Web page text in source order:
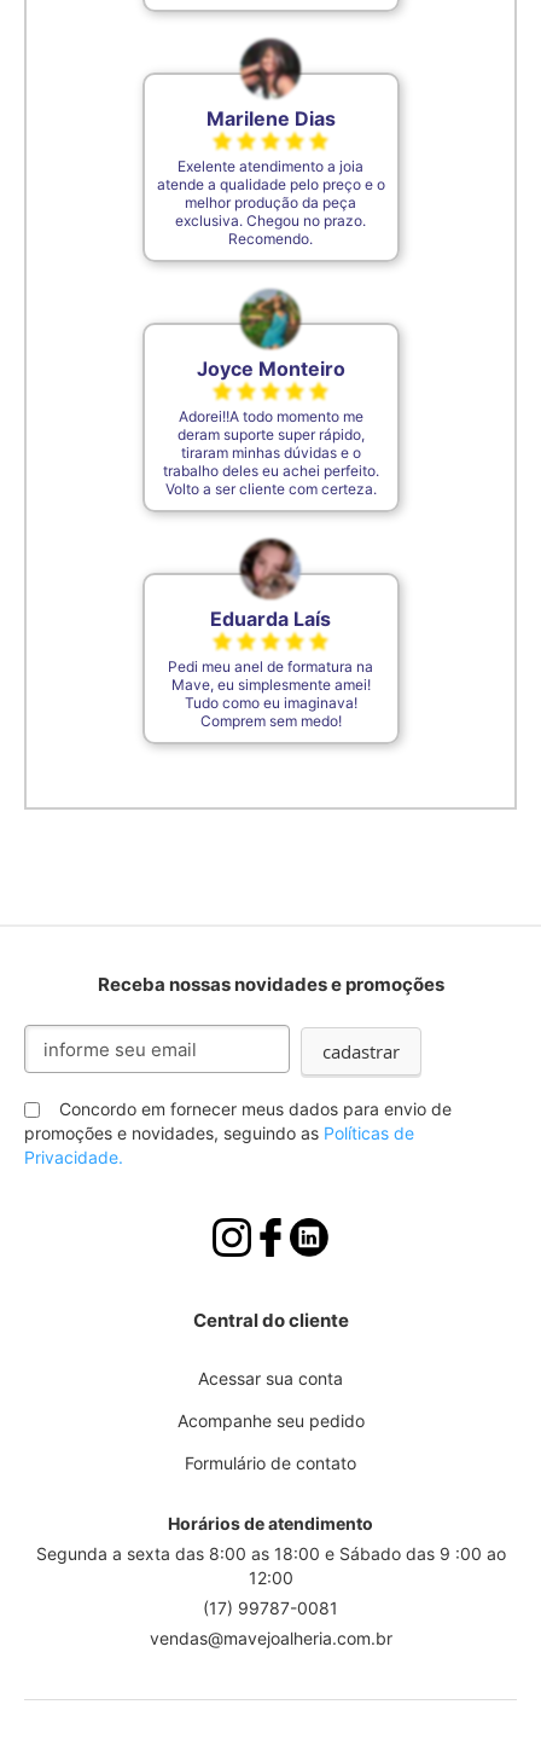
Marilene Dias
Exelente atendimento a joia
atende a qualidade pelo preço e o
melhor produção da peça
exclusiva. Chegou no prazo.
Recomendo.
Joyce Monteiro
Adorei!!A todo momento me
deram suporte super rápido,
tiraram minhas dúvidas e o
trabalho deles eu achei perfeito.
Volto a ser cliente com certeza.
Eduarda Laís
Pedi meu anel de formatura na
Mave, eu simplesmente amei!
Tudo como eu imaginava!
Comprem sem medo!
Receba nossas novidades e promoções
Inscreva-
nossa
Newsletter:
cadastrar
Concordo em fornecer meus dados para envio de
promoções e novidades, seguindo as Políticas de
Privacidade.
Central do cliente
Acessar sua conta
Acompanhe seu pedido
Formulário de contato
Horários de atendimento
Segunda a sexta das 8:00 as 18:00 e Sábado das 9 :00 ao
12:00
(17) 99787-0081
vendas@mavejoalheria.com.br